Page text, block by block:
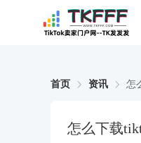
首页 资讯 怎
怎么下载